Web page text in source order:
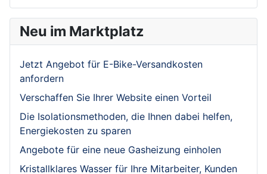
Neu im Marktplatz
Jetzt Angebot für E-Bike-Versandkosten
anfordern
Verschaffen Sie Ihrer Website einen Vorteil
Die Isolationsmethoden, die Ihnen dabei helfen,
Energiekosten zu sparen
Angebote für eine neue Gasheizung einholen
Kristallklares Wasser für Ihre Mitarbeiter, Kunden